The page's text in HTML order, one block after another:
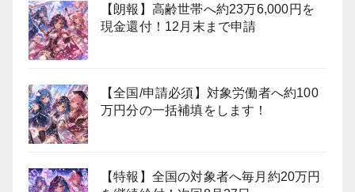
【朗報】高齢世帯へ約23万6,000円を
現金還付！12月末まで申請
【全国/申請必須】対象労働者へ約100
万円分の一括補填をします！
【特報】全国の対象者へ毎月約20万円